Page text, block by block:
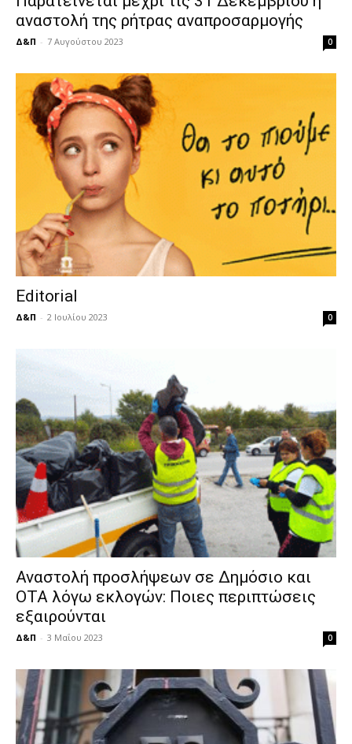
αναστολή της ρήτρας αναπροσαρμογής
Δ&Π - 7 Αυγούστου 2023 0
Editorial
Δ&Π - 2 Ιουλίου 2023 0
Αναστολή προσλήψεων σε Δημόσιο και
ΟΤΑ λόγω εκλογών: Ποιες περιπτώσεις
εξαιρούνται
Δ&Π - 3 Μαΐου 2023 0